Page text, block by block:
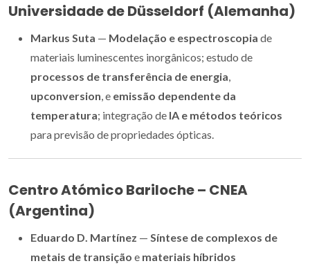
Universidade de Düsseldorf (Alemanha)
Markus Suta — Modelação e espectroscopia de
materiais luminescentes inorgânicos; estudo de
processos de transferência de energia,
upconversion, e emissão dependente da
temperatura; integração de IA e métodos teóricos
para previsão de propriedades ópticas.
Centro Atómico Bariloche – CNEA
(Argentina)
Eduardo D. Martínez — Síntese de complexos de
metais de transição e materiais híbridos